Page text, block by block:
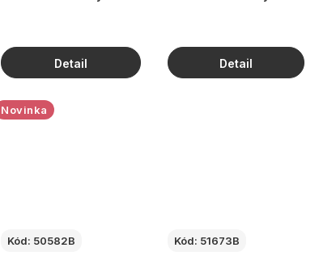
Novinka
Kód: 50582B Kód: 51673B